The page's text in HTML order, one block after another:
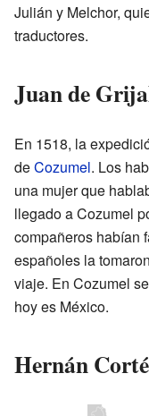
Julián y Melchor,
traductores.
Juan de
En 1518, la
deCozumel. Los
una mujer que
llegado a Cozumel
compañeros habían
españoles la
viaje. En Cozumel
hoy es México.
Hernán